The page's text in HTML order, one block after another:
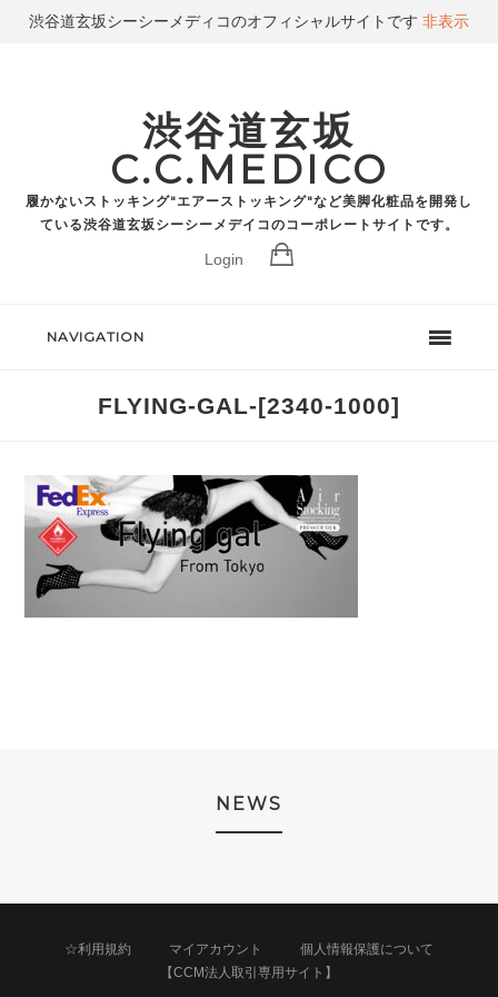
渋谷道玄坂
C.C.MEDICO
履かないストッキング"エアーストッキング"など美脚化粧品を開発し
ている渋谷道玄坂シーシーメデイコのコーポレートサイトです。
Login
NAVIGATION
FLYING-GAL-[2340-1000]
NEWS
☆利用規約 マイアカウント
個人情報保護について
【CCM法人取引専用サイト】
渋谷道玄坂シーシーメディコのオフィシャルサイトです 非表示